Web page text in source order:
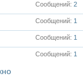
Сообщений 2
Сообщений 1
Сообщений 1
Сообщений 1